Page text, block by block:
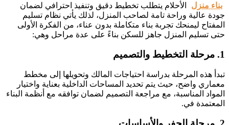
بناء منزل
الأحلام يتطلب تخطيط دقيق وتنفيذ احترافي لضمان
جودة عالية وراحة تامة لصاحب المنزل، لذلك يأتي نظام تسليم
المفتاح ليمنحك تجربة بناء متكاملة بدون عناء، من الفكرة الأولى
حتى تسليم المنزل جاهز للسكن بناءً على عدة مراحل وهي:
1. مرحلة التخطيط والتصميم
تبدأ هذه المرحلة بدراسة احتياجات المالك وتحويلها إلى مخطط
معماري واضح، حيث يتم تحديد المساحات الداخلية بعناية واختيار
المواد المناسبة، مع مراجعة التصميم لضمان توافقه مع أنظمة البناء
المعتمدة في.